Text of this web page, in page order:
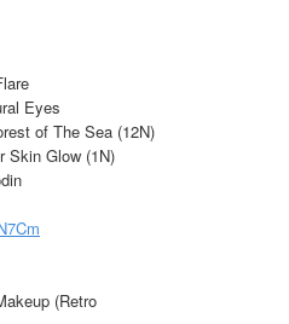
Eyes
of The Sea (12N)
Skin Glow (1N)
(Retro